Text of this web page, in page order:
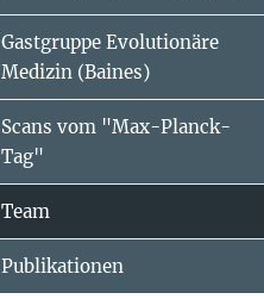
Gastgruppe Evolutionäre
Medizin (Baines)
Scans vom "Max-Planck-
Tag"
Team
Publikationen